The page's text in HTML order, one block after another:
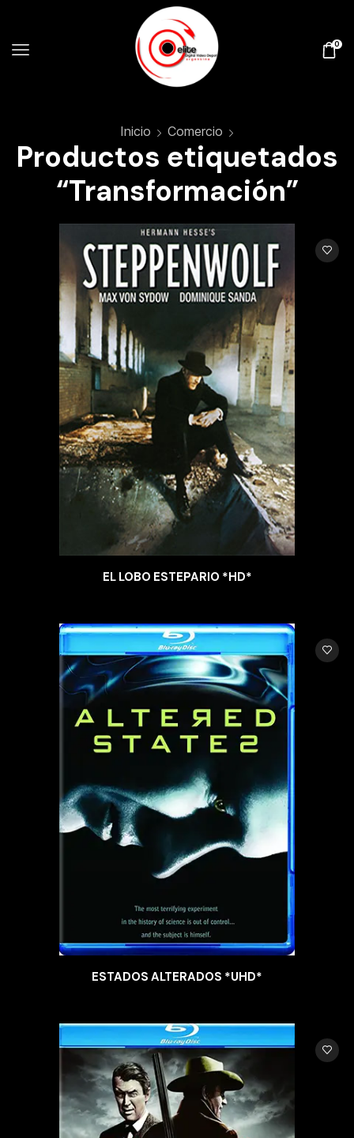
0
Inicio Comercio
Productos etiquetados
“Transformación”
EL LOBO ESTEPARIO *HD*
ESTADOS ALTERADOS *UHD*